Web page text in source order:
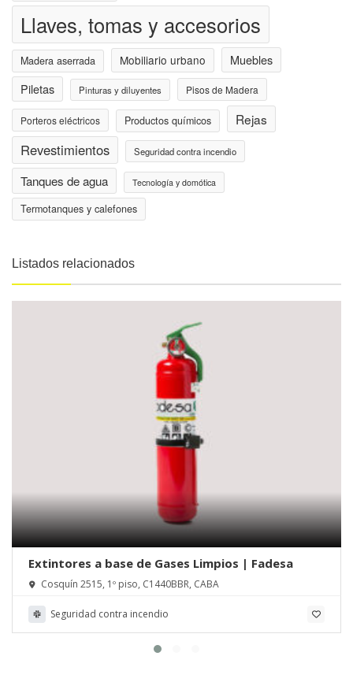
Llaves, tomas y accesorios
Madera aserrada Mobiliario urbano
Muebles
Piletas
Pinturas y diluyentes Pisos de Madera
Porteros eléctricos Productos químicos Rejas
Revestimientos Seguridad contra incendio
Tanques de agua Tecnología y domótica
Termotanques y calefones
Listados relacionados
Extintores a base de Gases Limpios | Fadesa
Cosquín 2515, 1º piso, C1440BBR, CABA
Seguridad contra incendio